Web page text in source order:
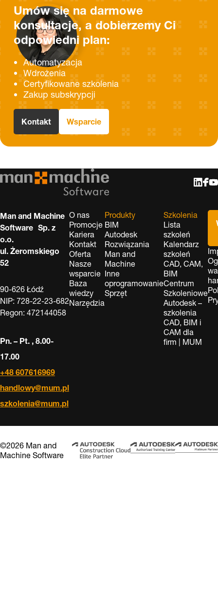
Umów się na darmowe
konsultacje, a dobierzemy Ci
odpowiedni plan:
Automatyzacja
Wdrożenia
Certyfikowane szkolenia
Zakup subskrypcji
Kontakt Wsparcie
Man and Machine
Software Sp. z
o.o.
ul. Żeromskiego
52
90-626 Łódź
NIP: 728-22-23-682
Regon: 472144058
Pn. – Pt. , 8.00-
17.00
+48 607616969
handlowy@mum.pl
szkolenia@mum.pl
O nas
Promocje
Kariera
Kontakt
Oferta
Nasze
wsparcie
Baza
wiedzy
Narzędzia
Produkty
BIM
Autodesk
Rozwiązania
Man and
Machine
Inne
oprogramowanie
Sprzęt
Szkolenia
Lista
szkoleń
Kalendarz
szkoleń
CAD, CAM,
BIM
Centrum
Szkoleniowe
Autodesk –
szkolenia
CAD, BIM i
CAM dla
firm | MUM
©2026 Man and
Machine Software